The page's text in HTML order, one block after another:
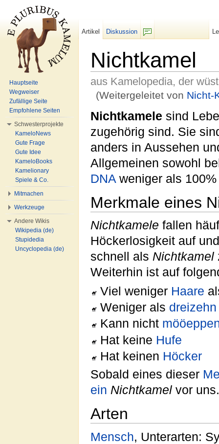
Nichtkamel
aus Kamelopedia, der
(Weitergeleitet von Nicht-
Nichtkamele sind
zugehörig sind. Sie
anders in Aussehen
Allgemeinen sowohl
DNA weniger als
Merkmale eines
Nichtkamele fallen
Höckerlosigkeit auf
schnell als Nichtkamel
Weiterhin ist auf
Viel weniger Haare
Weniger als dreizehn
Kann nicht
Hat keine Hufe
Hat keinen Höcker
Sobald eines dieser
ein Nichtkamel vor uns.
Arten
Mensch, Unterarten:
Artikel
Diskussion
Hauptseite
Wegweiser
Zufällige Seite
Empfohlene Seiten
Schwesterprojekte
KameloNews
Gute Frage
Gute Idee
KameloBooks
Kamelionary
Spiele & Co.
Mitmachen
Werkzeuge
Andere Wikis
Wikipedia (de)
Stupidedia
Uncyclopedia (de)